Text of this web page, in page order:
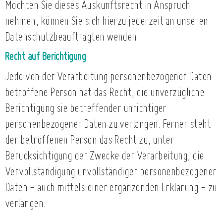
Möchten Sie dieses Auskunftsrecht in Anspruch
nehmen, können Sie sich hierzu jederzeit an unseren
Datenschutzbeauftragten wenden.
Recht auf Berichtigung
Jede von der Verarbeitung personenbezogener Daten
betroffene Person hat das Recht, die unverzügliche
Berichtigung sie betreffender unrichtiger
personenbezogener Daten zu verlangen. Ferner steht
der betroffenen Person das Recht zu, unter
Berücksichtigung der Zwecke der Verarbeitung, die
Vervollständigung unvollständiger personenbezogener
Daten - auch mittels einer ergänzenden Erklärung - zu
verlangen.